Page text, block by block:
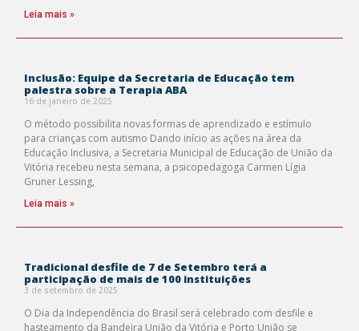
Leia mais »
Inclusão: Equipe da Secretaria de Educação tem
palestra sobre a Terapia ABA
16 de janeiro de 2025
O método possibilita novas formas de aprendizado e estímulo
para crianças com autismo Dando início as ações na área da
Educação Inclusiva, a Secretaria Municipal de Educação de União da
Vitória recebeu nesta semana, a psicopedagoga Carmen Lígia
Gruner Lessing,
Leia mais »
Tradicional desfile de 7 de Setembro terá a
participação de mais de 100 instituições
3 de setembro de 2025
O Dia da Independência do Brasil será celebrado com desfile e
hasteamento da Bandeira União da Vitória e Porto União se